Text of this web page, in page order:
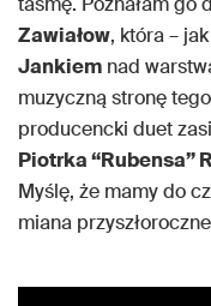
Zawiałow, która –
Jankiem nad
muzyczną stronę
producencki duet
Piotrka “Rubensa”
Myślę, że mamy do
miana